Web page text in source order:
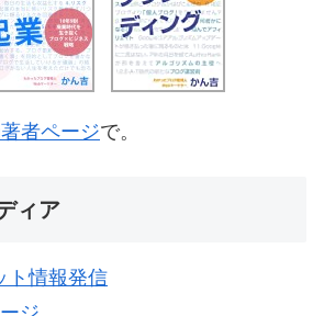
者ページで。
ィア
ト情報発信